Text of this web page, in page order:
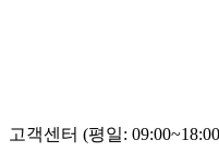
고객센터 (평일: